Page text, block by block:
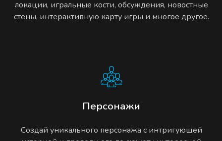
локации, игральные кости, обсуждения, новостные
стены, интерактивную карту игры и многое другое.
Персонажи
Создай уникального персонажа с интригующей